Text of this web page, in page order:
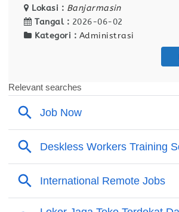
Lokasi : Banjarmasin
Tangal : 2026-06-02
Kategori : Administrasi